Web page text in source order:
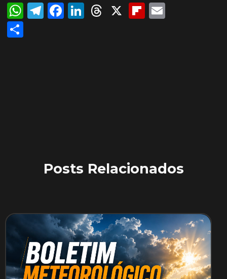
WhatsApp
Telegram
Facebook
LinkedIn
Threads
X Flipboard
Posts Relacionados